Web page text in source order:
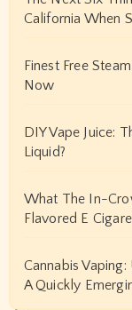
California When
Finest Free
Now
DIY Vape Juice:
Liquid?
What The In-
Flavored E
Cannabis
A Quickly